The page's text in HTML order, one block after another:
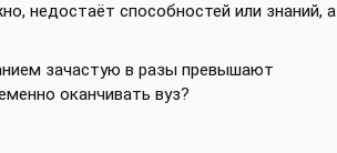
недостаёт способностей или знаний, а
зачастую в разы превышают
оканчивать вуз?